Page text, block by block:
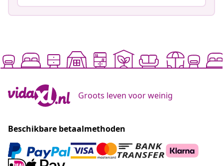
Groots leven voor weinig
Beschikbare betaalmethoden